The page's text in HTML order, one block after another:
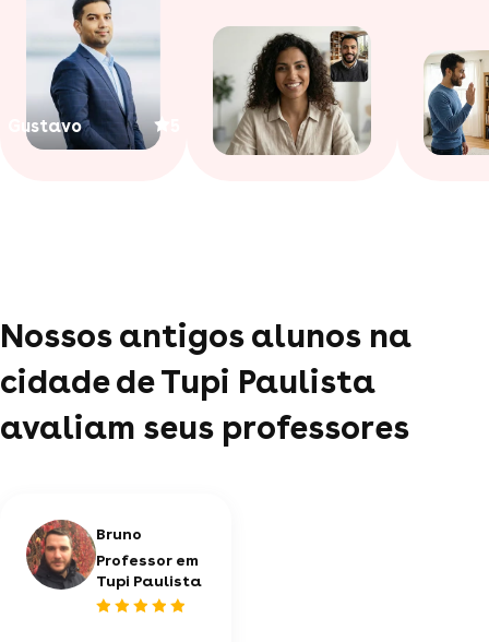
Gustavo
Nossos antigos alunos na
cidade de Tupi Paulista
avaliam seus professores
Bruno
Professor em
Tupi Paulista